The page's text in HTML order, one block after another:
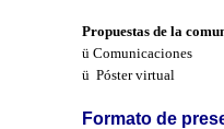
Propuestas de la
ü Comunicaciones
ü Póster virtual
Formato de